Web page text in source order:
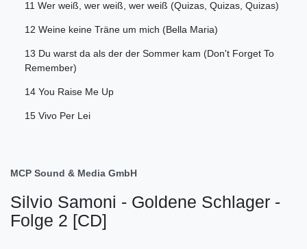
11 Wer weiß, wer weiß, wer weiß (Quizas, Quizas, Quizas)
12 Weine keine Träne um mich (Bella Maria)
13 Du warst da als der der Sommer kam (Don't Forget To
Remember)
14 You Raise Me Up
15 Vivo Per Lei
MCP Sound & Media GmbH
Silvio Samoni - Goldene Schlager -
Folge 2 [CD]